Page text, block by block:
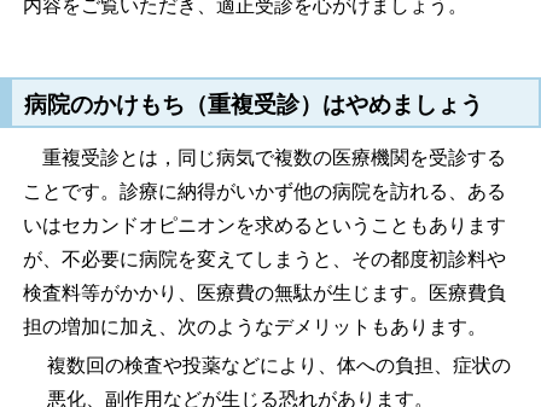
内容をご覧いただき、適正受診を心がけましょう。
病院のかけもち（重複受診）はやめましょう
重複受診とは，同じ病気で複数の医療機関を受診する
ことです。診療に納得がいかず他の病院を訪れる、ある
いはセカンドオピニオンを求めるということもあります
が、不必要に病院を変えてしまうと、その都度初診料や
検査料等がかかり、医療費の無駄が生じます。医療費負
担の増加に加え、次のようなデメリットもあります。
複数回の検査や投薬などにより、体への負担、症状の
悪化、副作用などが生じる恐れがあります。